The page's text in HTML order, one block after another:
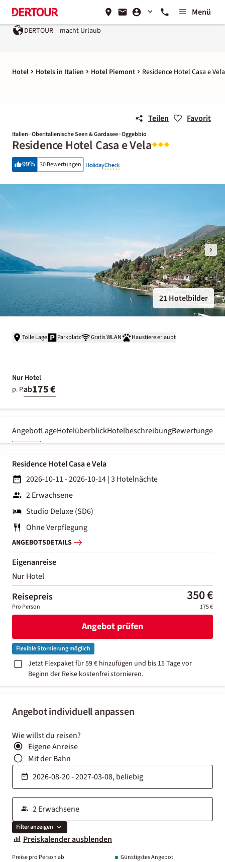
Menü
DERTOUR – macht Urlaub
Hotel Hotels in Italien Hotel Piemont Residence Hotel Casa e Vela
Teilen Favorit
Italien · Oberitalienische Seen & Gardasee · Oggebbio
Residence Hotel Casa e Vela
99% 30 Bewertungen
21 Hotelbilder
Tolle Lage Parkplatz Gratis WLAN Haustiere erlaubt
Nur Hotel
p. P.ab175 €
AngebotLageHotelüberblickHotelbeschreibungBewertungen
Angebot individuell anpassen
Wie willst du reisen?
Eigene Anreise
Mit der Bahn
Filter anzeigen
Preiskalender ausblenden
Preise pro Person ab Günstigstes Angebot
Residence Hotel Casa e Vela
2026-10-11 - 2026-10-14|3 Hotelnächte
2 Erwachsene
Studio Deluxe (SD6)
Ohne Verpflegung
ANGEBOTSDETAILS
Eigenanreise
Nur Hotel
Reisepreis 350 €
Pro Person 175 €
Angebot prüfen
Flexible Stornierung möglich
Jetzt Flexpaket für 59 € hinzufügen und bis 15 Tage vor
Beginn der Reise kostenfrei stornieren.